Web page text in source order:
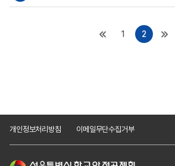
1 2
개인정보처리방침 이메일무단수집거부